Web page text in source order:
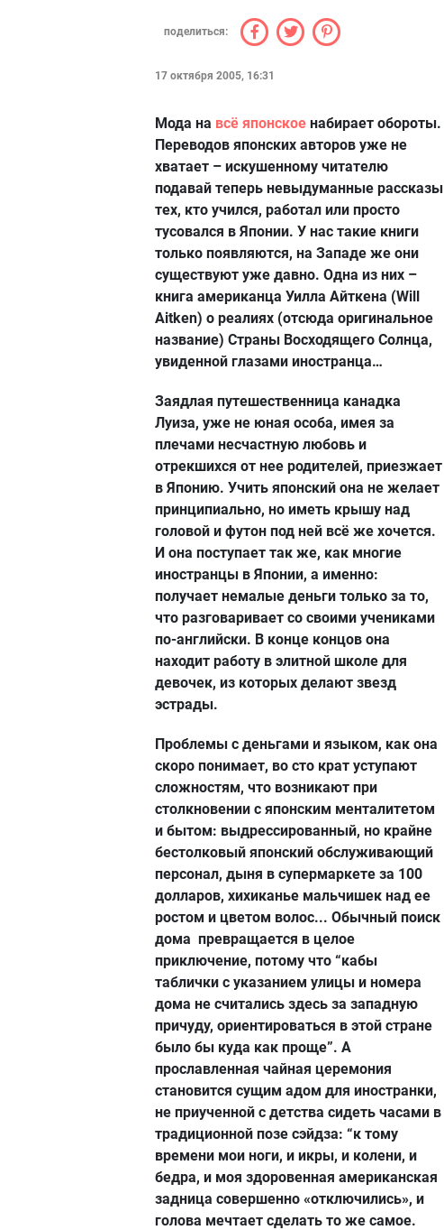
поделиться:
17 октября 2005, 16:31
Мода на всё японское набирает обороты.
Переводов японских авторов уже не
хватает – искушенному читателю
подавай теперь невыдуманные рассказы
тех, кто учился, работал или просто
тусовался в Японии. У нас такие книги
только появляются, на Западе же они
существуют уже давно. Одна из них –
книга американца Уилла Айткена (Will
Aitken) о реалиях (отсюда оригинальное
название) Страны Восходящего Солнца,
увиденной глазами иностранца…
Заядлая путешественница канадка
Луиза, уже не юная особа, имея за
плечами несчастную любовь и
отрекшихся от нее родителей, приезжает
в Японию. Учить японский она не желает
принципиально, но иметь крышу над
головой и футон под ней всё же хочется.
И она поступает так же, как многие
иностранцы в Японии, а именно:
получает немалые деньги только за то,
что разговаривает со своими учениками
по-английски. В конце концов она
находит работу в элитной школе для
девочек, из которых делают звезд
эстрады.
Проблемы с деньгами и языком, как она
скоро понимает, во сто крат уступают
сложностям, что возникают при
столкновении с японским менталитетом
и бытом: выдрессированный, но крайне
бестолковый японский обслуживающий
персонал, дыня в супермаркете за 100
долларов, хихиканье мальчишек над ее
ростом и цветом волос... Обычный поиск
дома превращается в целое
приключение, потому что “кабы
таблички с указанием улицы и номера
дома не считались здесь за западную
причуду, ориентироваться в этой стране
было бы куда как проще”. А
прославленная чайная церемония
становится сущим адом для иностранки,
не приученной с детства сидеть часами в
традиционной позе сэйдза: “к тому
времени мои ноги, и икры, и колени, и
бедра, и моя здоровенная американская
задница совершенно «отключились», и
голова мечтает сделать то же самое.